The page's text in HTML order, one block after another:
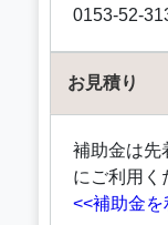
0153-52-
お見積り
補助金は先
にご利用く
<<補助金